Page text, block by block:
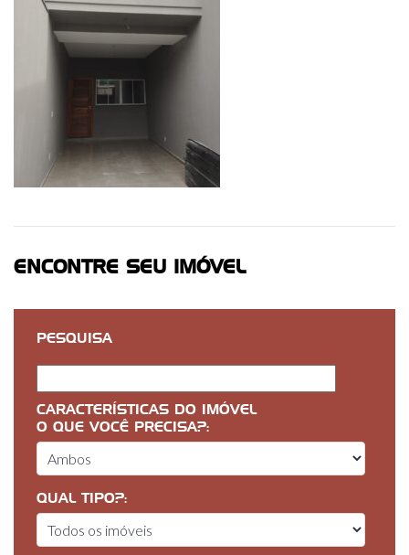
ENCONTRE SEU IMÓVEL
PESQUISA
CARACTERÍSTICAS DO IMÓVEL
O QUE VOCÊ PRECISA?:
QUAL TIPO?: